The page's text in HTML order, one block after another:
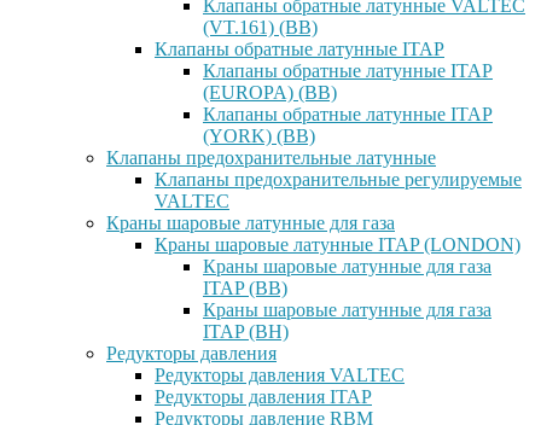
Клапаны обратные латунные VALTEC
(VT.161) (ВВ)
Клапаны обратные латунные ITAP
Клапаны обратные латунные ITAP
(EUROPA) (ВВ)
Клапаны обратные латунные ITAP
(YORK) (ВВ)
Клапаны предохранительные латунные
Клапаны предохранительные регулируемые
VALTEC
Краны шаровые латунные для газа
Краны шаровые латунные ITAP (LONDON)
Краны шаровые латунные для газа
ITAP (ВВ)
Краны шаровые латунные для газа
ITAP (ВН)
Редукторы давления
Редукторы давления VALTEC
Редукторы давления ITAP
Редукторы давление RBM